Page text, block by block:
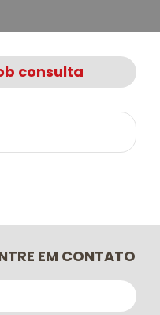
consulta
EM CONTATO